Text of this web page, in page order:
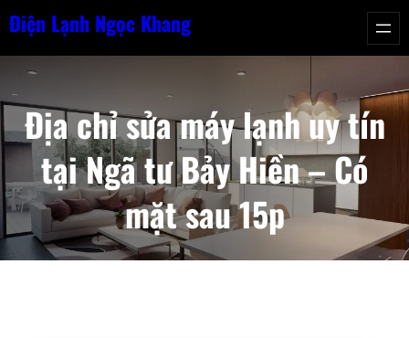
Chuyển
nội
dung
Điện Lạnh Ngọc Khang
Địa chỉ sửa máy lạnh uy tín
tại Ngã tư Bảy Hiền – Có
mặt sau 15p